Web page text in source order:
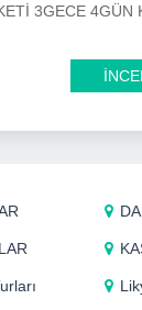
3GECE 4GÜN